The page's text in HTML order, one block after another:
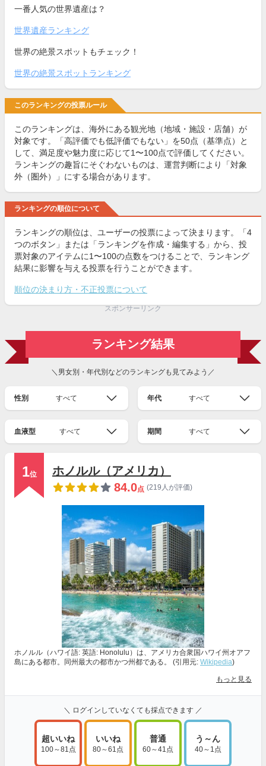
一番人気の世界遺産は？
世界遺産ランキング
世界の絶景スポットもチェック！
世界の絶景スポットランキング
このランキングの投票ルール
このランキングは、海外にある観光地（地域・施設・店舗）が
対象です。「高評価でも低評価でもない」を50点（基準点）と
して、満足度や魅力度に応じて1〜100点で評価してください。
ランキングの趣旨にそぐわないものは、運営判断により「対象
外（圏外）」にする場合があります。
ランキングの順位について
ランキングの順位は、ユーザーの投票によって決まります。「4
つのボタン」または「ランキングを作成・編集する」から、投
票対象のアイテムに1〜100の点数をつけることで、ランキング
結果に影響を与える投票を行うことができます。
順位の決まり方・不正投票について
スポンサーリンク
ランキング結果
＼男女別・年代別などのランキングも見てみよう／
性別 すべて 年代 すべて
血液型 すべて 期間 すべて
1位
ホノルル（アメリカ）
84.0点 (219人が評価)
ホノルル（ハワイ語: 英語: Honolulu）は、アメリカ合衆国ハワイ州オアフ
島にある都市。同州最大の都市かつ州都である。 (引用元: Wikipedia)
もっと見る
＼ ログインしていなくても採点できます ／
超いいね
100～81点
いいね
80～61点
普通
60～41点
う～ん
40～1点